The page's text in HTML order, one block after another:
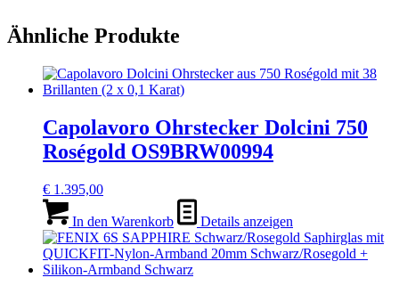
Ähnliche Produkte
Capolavoro Ohrstecker Dolcini 750
Roségold OS9BRW00994
€ 1.395,00
In den Warenkorb Details anzeigen